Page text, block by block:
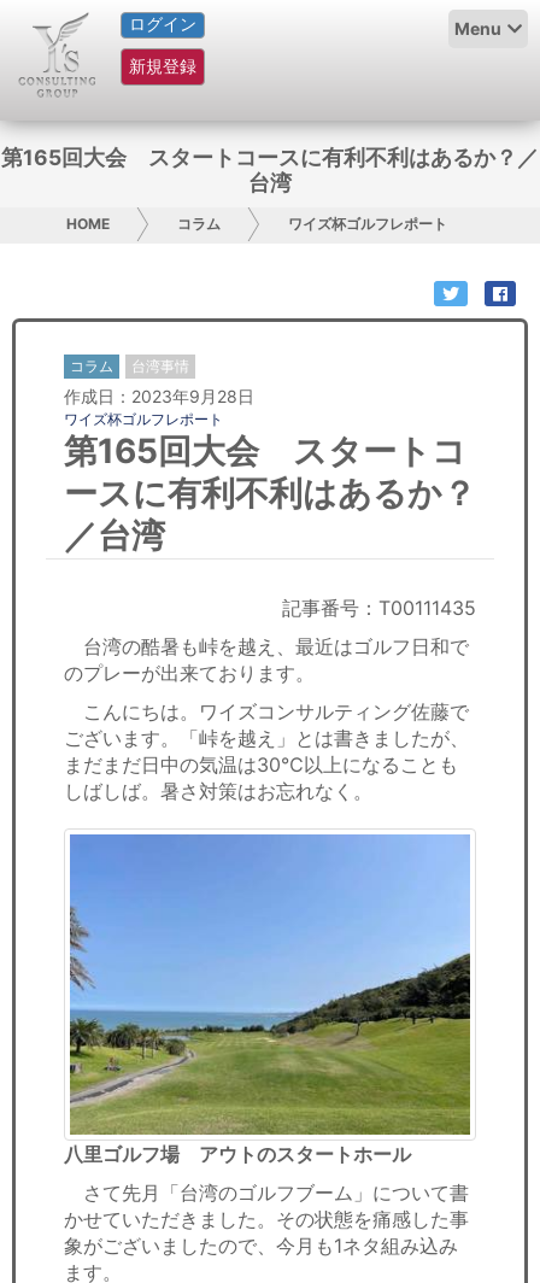
ログイン
新規登録
Menu
HOME
サービス紹介
コラム
お問い合わせ
日本人にPR
コンサルティング
リサーチ
セミナー
労務顧問
飲食店情報
第165回大会 スタートコースに有利不利はあるか？／
台湾
HOME コラム ワイズ杯ゴルフレポート
コラム 台湾事情
作成日：2023年9月28日
ワイズ杯ゴルフレポート
第165回大会 スタートコ
ースに有利不利はあるか？
／台湾
記事番号：T00111435
台湾の酷暑も峠を越え、最近はゴルフ日和で
のプレーが出来ております。
こんにちは。ワイズコンサルティング佐藤で
ございます。「峠を越え」とは書きましたが、
まだまだ日中の気温は30℃以上になることも
しばしば。暑さ対策はお忘れなく。
八里ゴルフ場 アウトのスタートホール
さて先月「台湾のゴルフブーム」について書
かせていただきました。その状態を痛感した事
象がございましたので、今月も1ネタ組み込み
ます。